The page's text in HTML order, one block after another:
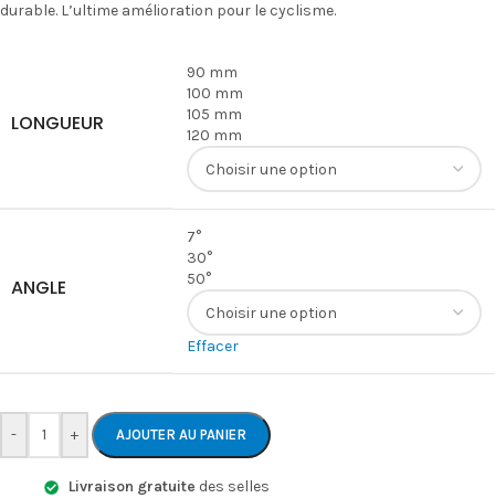
durable. L’ultime amélioration pour le cyclisme.
LONGUEUR
90 mm
100 mm
105 mm
120 mm
ANGLE
7°
30°
50°
Effacer
- + AJOUTER AU PANIER
Livraison gratuite des selles